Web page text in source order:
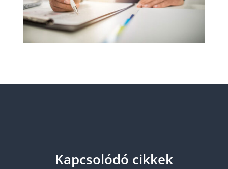
Kapcsolódó cikkek